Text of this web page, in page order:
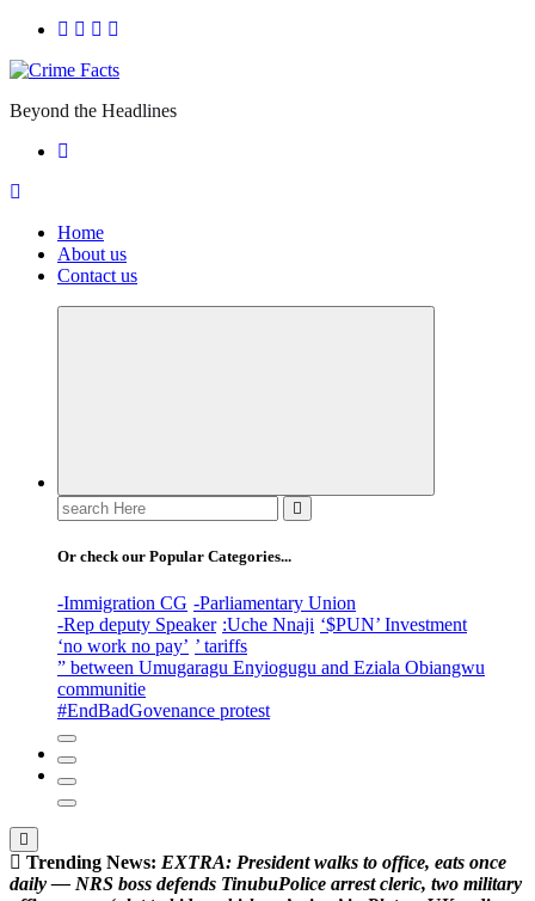
Beyond the Headlines
Home
About us
Contact us
Search
for:
Or check our Popular Categories...
-Immigration CG -Parliamentary Union
-Rep deputy Speaker :Uche Nnaji ‘$PUN’ Investment
‘no work no pay’ ’ tariffs
” between Umugaragu Enyiogugu and Eziala Obiangwu
communitie
#EndBadGovenance protest
Trending News: EXTRA: President walks to office, eats once
daily — NRS boss defends TinubuPolice arrest cleric, two military